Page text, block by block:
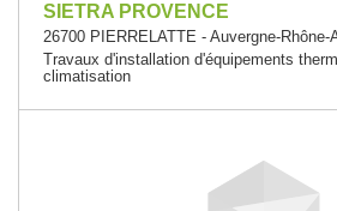
SIETRA PROVENCE
26700 PIERRELATTE - Auvergne-Rhône-
Travaux d'installation d'équipements
climatisation